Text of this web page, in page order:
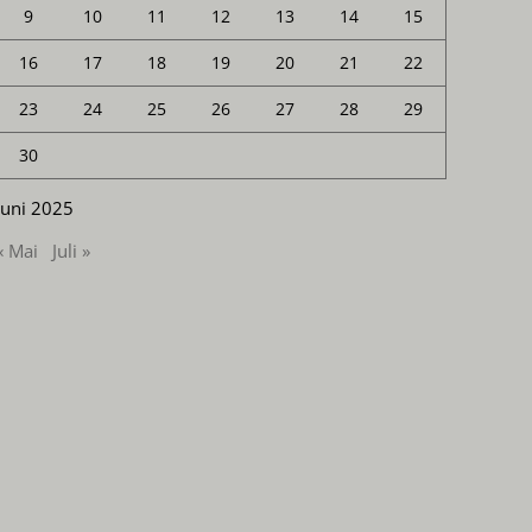
2025
9 10 11 12 13 14 15
16 17 18 19 20 21 22
23 24 25 26 27 28 29
30
Mai Juli »